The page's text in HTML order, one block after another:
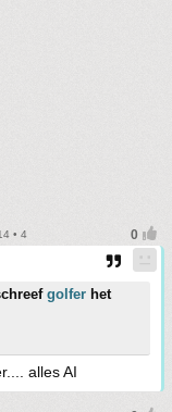
• 4
golfer het
alles AI